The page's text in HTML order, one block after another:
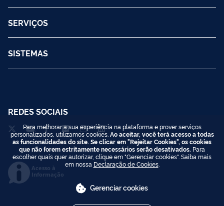
SERVIÇOS
SISTEMAS
REDES SOCIAIS
Acesso à
Informação
Para melhorar a sua experiência na plataforma e prover serviços
personalizados, utilizamos cookies. Ao aceitar, você terá acesso a todas
as funcionalidades do site. Se clicar em "Rejeitar Cookies", os cookies
que não forem estritamente necessários serão desativados. Para
escolher quais quer autorizar, clique em "Gerenciar cookies". Saiba mais
em nossa Declaração de Cookies.
Gerenciar cookies